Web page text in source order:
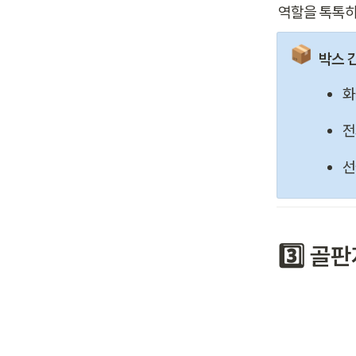
역할을 톡톡
📦 박스
3️⃣ 골